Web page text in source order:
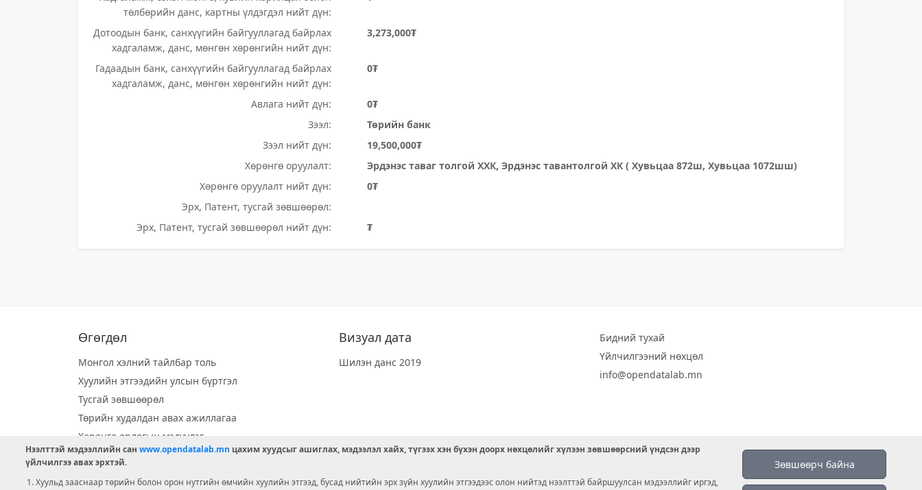
төлбөрийн данс, картны үлдэгдэл нийт дүн:
Дотоодын банк, санхүүгийн байгууллагад байрлах
хадгаламж, данс, мөнгөн хөрөнгийн нийт дүн:
3,273,000₮
Гадаадын банк, санхүүгийн байгууллагад байрлах
хадгаламж, данс, мөнгөн хөрөнгийн нийт дүн:
0₮
Авлага нийт дүн:
0₮
Зээл:
Төрийн банк
Зээл нийт дүн:
19,500,000₮
Хөрөнгө оруулалт:
Эрдэнэс таваг толгой ХХК, Эрдэнэс тавантолгой ХК ( Хувьцаа 872ш, Хувьцаа 1072шш)
Хөрөнгө оруулалт нийт дүн:
0₮
Эрх, Патент, тусгай зөвшөөрөл:
Эрх, Патент, тусгай зөвшөөрөл нийт дүн:
₮
Өгөгдөл
Монгол хэлний тайлбар толь
Хуулийн этгээдийн улсын бүртгэл
Тусгай зөвшөөрөл
Төрийн худалдан авах ажиллагаа
Хөрөнгө орлогын мэдүүлэг
Орон нутгийн хөгжлийн сан
Визуал дата
Шилэн данс 2019
Бидний тухай
Үйлчилгээний нөхцөл
info@opendatalab.mn
Зөвшөөрч байна
Нээлттэй мэдээллийн сан www.opendatalab.mn цахим хуудсыг ашиглах, мэдээлэл хайх, түгээх хэн бүхэн доорх нөхцөлийг хүлээн зөвшөөрсний үндсэн дээр
үйлчилгээ авах эрхтэй.
Хуульд зааснаар төрийн болон орон нутгийн өмчийн хуулийн этгээд, бусад нийтийн эрх зүйн хуулийн этгээдээс олон нийтэд нээлттэй байршуулсан мэдээллийг иргэд,